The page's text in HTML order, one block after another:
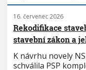
16. červenec 2026
Rekodifikace
stavební zákon a
K návrhu novely
schválila PSP